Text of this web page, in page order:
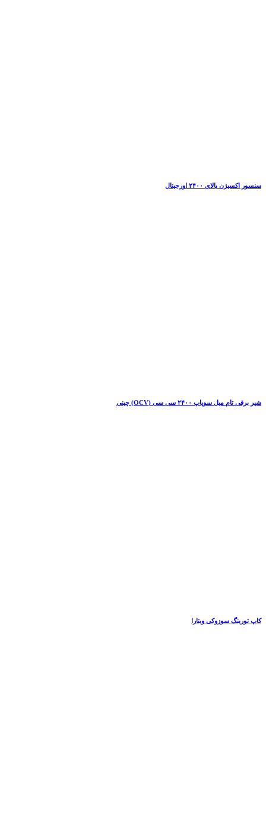
سنسور اکسیژن بالای ۲۴۰۰ اورجینال
شیر برقی تام میل سوپاپ ۲۴۰۰ سی سی (OCV) چینی
کاپ تورینگ سوزوکی ویتارا